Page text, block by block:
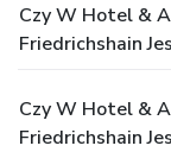
Czy W Hotel &
Friedrichshain
Czy W Hotel &
Friedrichshain